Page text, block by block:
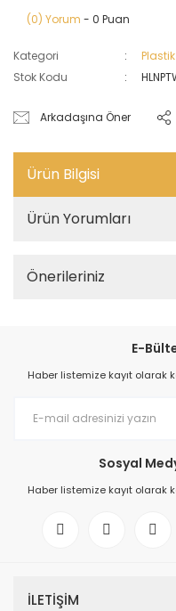
(0) Yorum - 0 Puan
Kategori
Stok Kodu
Arkadaşına Öner
Ürün Bilgisi
Ürün Yorumları
Önerileriniz
E-
Haber listemize kayıt
Sosyal
Haber listemize kayıt
İLETİŞİM